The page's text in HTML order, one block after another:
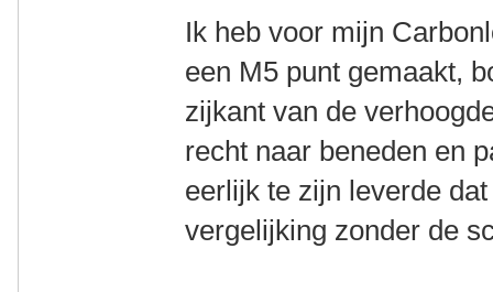
Ik heb voor mijn
een M5 punt gemaakt,
zijkant van de
recht naar beneden en
eerlijk te zijn leverde
vergelijking zonder de